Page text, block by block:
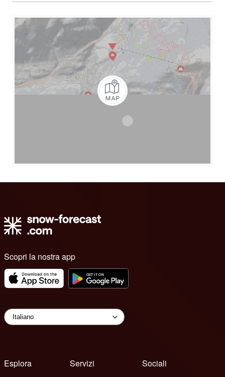
Scopri la nostra app
Esplora
Servizi
Sociali